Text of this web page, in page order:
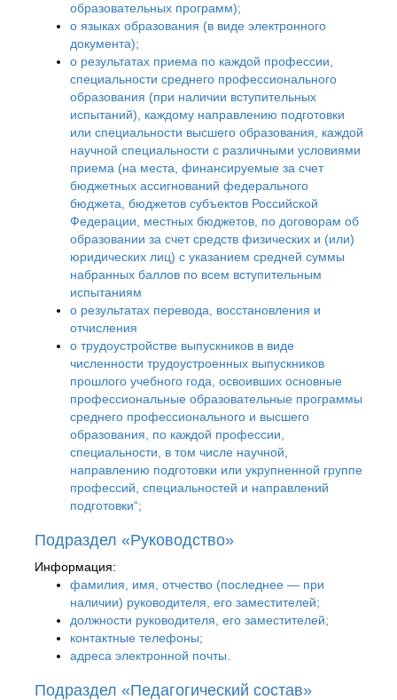
образовательных программ);
о языках образования (в виде электронного
документа);
о результатах приема по каждой профессии,
специальности среднего профессионального
образования (при наличии вступительных
испытаний), каждому направлению подготовки
или специальности высшего образования, каждой
научной специальности с различными условиями
приема (на места, финансируемые за счет
бюджетных ассигнований федерального
бюджета, бюджетов субъектов Российской
Федерации, местных бюджетов, по договорам об
образовании за счет средств физических и (или)
юридических лиц) с указанием средней суммы
набранных баллов по всем вступительным
испытаниям
о результатах перевода, восстановления и
отчисления
о трудоустройстве выпускников в виде
численности трудоустроенных выпускников
прошлого учебного года, освоивших основные
профессиональные образовательные программы
среднего профессионального и высшего
образования, по каждой профессии,
специальности, в том числе научной,
направлению подготовки или укрупненной группе
профессий, специальностей и направлений
подготовки“;
Подраздел «Руководство»
Информация:
фамилия, имя, отчество (последнее — при
наличии) руководителя, его заместителей;
должности руководителя, его заместителей;
контактные телефоны;
адреса электронной почты.
Подраздел «Педагогический состав»